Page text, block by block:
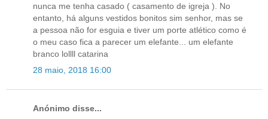
nunca me tenha casado ( casamento de igreja ). No
entanto, há alguns vestidos bonitos sim senhor, mas se
a pessoa não for esguia e tiver um porte atlético como é
o meu caso fica a parecer um elefante... um elefante
branco lollll catarina
28 maio, 2018 16:00
Anónimo disse...